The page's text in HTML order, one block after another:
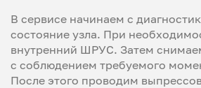
В сервисе начинаем с
состояние узла. При
внутренний ШРУС. Затем
с соблюдением требуемого
После этого проводим